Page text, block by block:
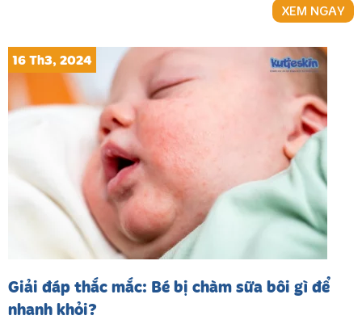
XEM NGAY
Giải đáp thắc mắc: Bé bị chàm sữa bôi gì để
nhanh khỏi?
16 Th3, 2024